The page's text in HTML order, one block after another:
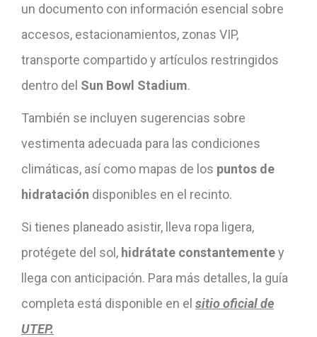
un documento con información esencial sobre
accesos, estacionamientos, zonas VIP,
transporte compartido y artículos restringidos
dentro del Sun Bowl Stadium.
También se incluyen sugerencias sobre
vestimenta adecuada para las condiciones
climáticas, así como mapas de los puntos de
hidratación disponibles en el recinto.
Si tienes planeado asistir, lleva ropa ligera,
protégete del sol, hidrátate constantementey
llega con anticipación. Para más detalles, la guía
completa está disponible en el sitio oficial de
UTEP.